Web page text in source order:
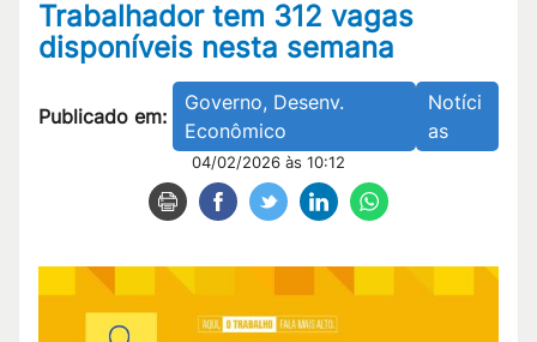
Trabalhador tem 312 vagas
disponíveis nesta semana
Publicado em:
Governo, Desenv.
Econômico
Notíci
as
04/02/2026 às 10:12